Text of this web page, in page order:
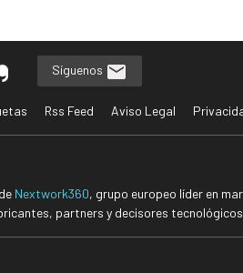
Síguenos
Rss Feed Aviso Legal
Nextwork360, grupo europeo líder en
partners y decisores